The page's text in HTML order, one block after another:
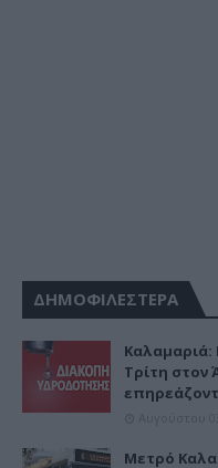
ΔΗΜΟΦΙΛΕΣΤΕΡΑ
Τρίτη στον
Μετρό